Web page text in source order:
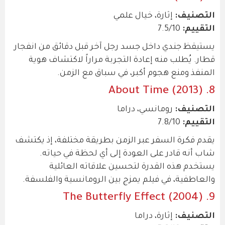
التصنيف: إثارة، خيال علمي
التقييم:
يستيقظ جندي داخل جسد رجل آخر قبل دقائق من انفجار
قطار. يُطلب منه إعادة التجربة مراراً لاكتشاف هوية
المنفذ ومنع هجوم أكبر، في سباق مع الزمن.
8. About Time (2013)
التصنيف: رومانسي، دراما
التقييم:
يقدم فكرة السفر عبر الزمن بطريقة مختلفة، إذ يكتشف
شاب أنه قادر على العودة إلى أي لحظة في حياته.
يستخدم هذه القدرة لتحسين علاقاته العائلية
والعاطفية، في فيلم يمزج بين الرومانسية والفلسفة.
9. The Butterfly Effect (2004)
التصنيف: إثارة، دراما